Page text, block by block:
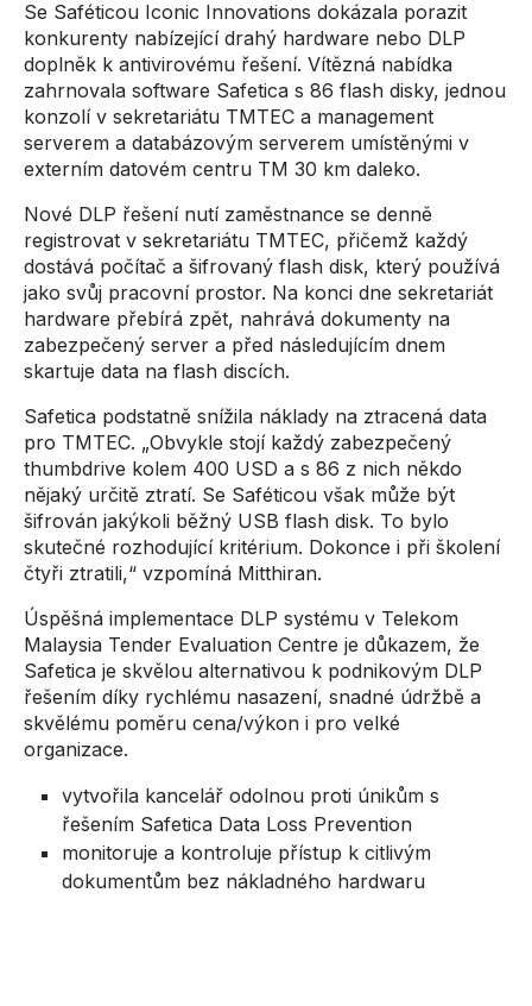
Se Saféticou Iconic Innovations dokázala porazit
konkurenty nabízející drahý hardware nebo DLP
doplněk k antivirovému řešení. Vítězná nabídka
zahrnovala software Safetica s 86 flash disky, jednou
konzolí v sekretariátu TMTEC a management
serverem a databázovým serverem umístěnými v
externím datovém centru TM 30 km daleko.
Nové DLP řešení nutí zaměstnance se denně
registrovat v sekretariátu TMTEC, přičemž každý
dostává počítač a šifrovaný flash disk, který používá
jako svůj pracovní prostor. Na konci dne sekretariát
hardware přebírá zpět, nahrává dokumenty na
zabezpečený server a před následujícím dnem
skartuje data na flash discích.
Safetica podstatně snížila náklady na ztracená data
pro TMTEC. „Obvykle stojí každý zabezpečený
thumbdrive kolem 400 USD a s 86 z nich někdo
nějaký určitě ztratí. Se Saféticou však může být
šifrován jakýkoli běžný USB flash disk. To bylo
skutečné rozhodující kritérium. Dokonce i při školení
čtyři ztratili,“ vzpomíná Mitthiran.
Úspěšná implementace DLP systému v Telekom
Malaysia Tender Evaluation Centre je důkazem, že
Safetica je skvělou alternativou k podnikovým DLP
řešením díky rychlému nasazení, snadné údržbě a
skvělému poměru cena/výkon i pro velké
organizace.
vytvořila kancelář odolnou proti únikům s
řešením Safetica Data Loss Prevention
monitoruje a kontroluje přístup k citlivým
dokumentům bez nákladného hardwaru